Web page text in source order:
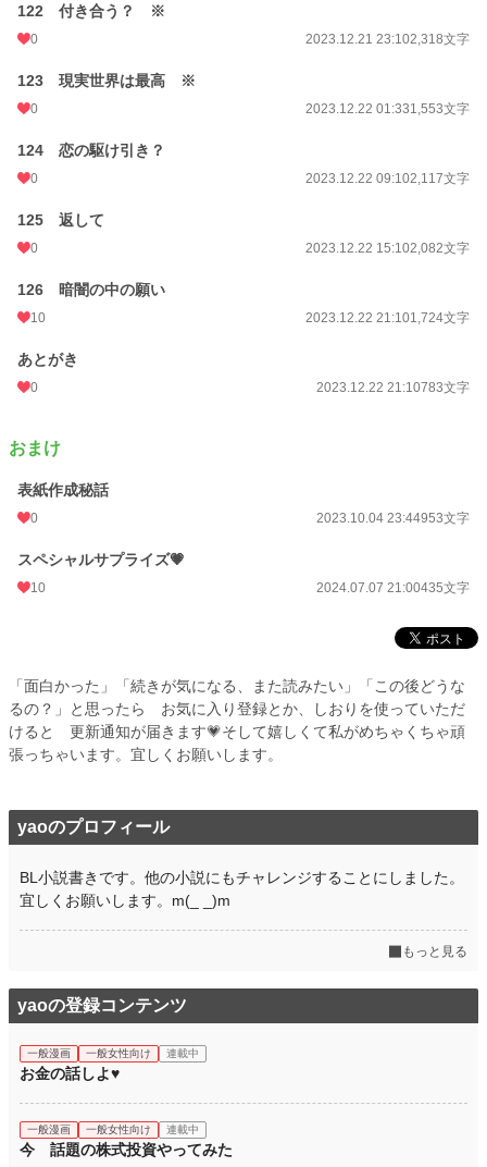
122 付き合う？ ※
0 2023.12.21 23:102,318文字
123 現実世界は最高 ※
0 2023.12.22 01:331,553文字
124 恋の駆け引き？
0 2023.12.22 09:102,117文字
125 返して
0 2023.12.22 15:102,082文字
126 暗闇の中の願い
10 2023.12.22 21:101,724文字
あとがき
0 2023.12.22 21:10783文字
おまけ
表紙作成秘話
0 2023.10.04 23:44953文字
スペシャルサプライズ💗
10 2024.07.07 21:00435文字
「面白かった」「続きが気になる、また読みたい」「この後どうな
るの？」と思ったら お気に入り登録とか、しおりを使っていただ
けると 更新通知が届きます💗そして嬉しくて私がめちゃくちゃ頑
張っちゃいます。宜しくお願いします。
yaoのプロフィール
BL小説書きです。他の小説にもチャレンジすることにしました。
宜しくお願いします。m(_ _)m
もっと見る
yaoの登録コンテンツ
一般漫画 一般女性向け 連載中
お金の話しよ♥
一般漫画 一般女性向け 連載中
今 話題の株式投資やってみた